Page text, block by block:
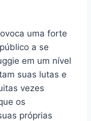
uma forte
a se
em um nível
suas lutas e
vezes
os
próprias